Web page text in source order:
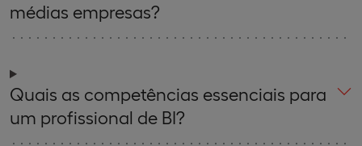
médias empresas?
Quais as competências essenciais para
um profissional de BI?